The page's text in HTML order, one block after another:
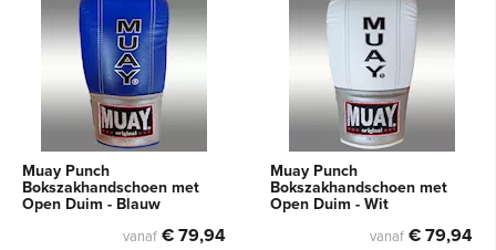
Muay Punch
Bokszakhandschoen met
Open Duim - Blauw
vanaf € 79,94
Muay Punch
Bokszakhandschoen met
Open Duim - Wit
vanaf € 79,94